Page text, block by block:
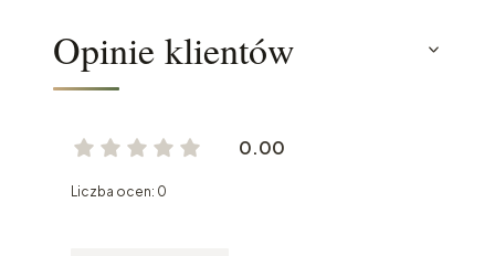
Opinie klientów
0.00
Liczba ocen: 0